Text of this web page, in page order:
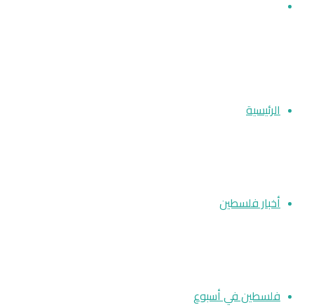
الرئيسية
أخبار فلسطين
فلسطين في أسبوع